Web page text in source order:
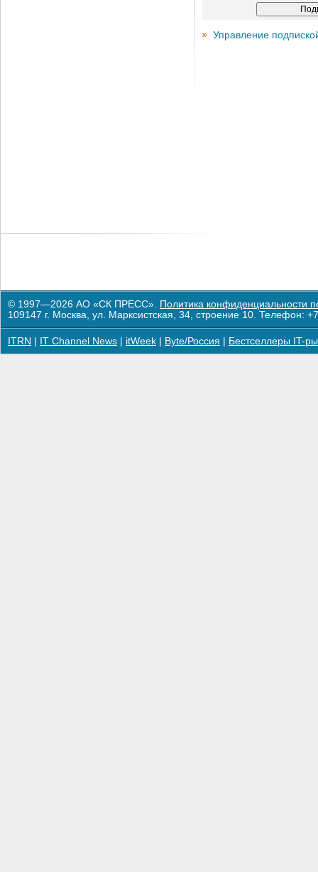
Управление
© 1997—2026 АО «СК ПРЕСС». Политика конфиденциальности
109147 г. Москва, ул. Марксистская, 34, строение 10. Телефон:
ITRN IT Channel News itWeek Byte/Россия Бестселлеры IT-